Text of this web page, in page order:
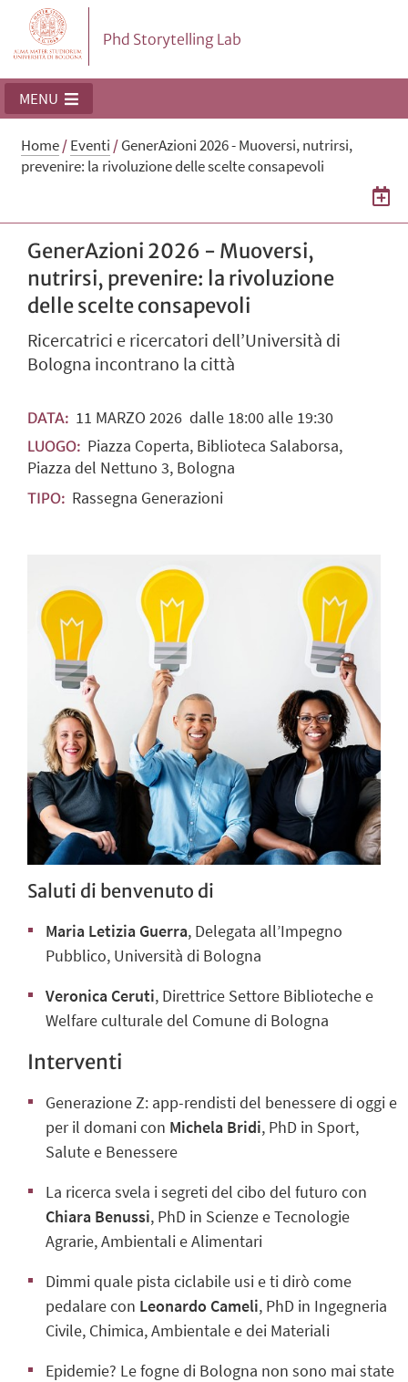
Phd Storytelling Lab
MENU
Home/Eventi /GenerAzioni 2026 - Muoversi, nutrirsi,
prevenire: la rivoluzione delle scelte consapevoli
GenerAzioni 2026 - Muoversi,
nutrirsi, prevenire: la rivoluzione
delle scelte consapevoli
Ricercatrici e ricercatori dell’Università di
Bologna incontrano la città
DATA: 11 MARZO 2026dalle 18:00 alle 19:30
LUOGO: Piazza Coperta, Biblioteca Salaborsa,
Piazza del Nettuno 3, Bologna
TIPO: Rassegna Generazioni
Saluti di benvenuto di
Maria Letizia Guerra, Delegata all’Impegno
Pubblico, Università di Bologna
Veronica Ceruti, Direttrice Settore Biblioteche e
Welfare culturale del Comune di Bologna
Interventi
Generazione Z: app-rendisti del benessere di oggi e
per il domani con Michela Bridi, PhD in Sport,
Salute e Benessere
La ricerca svela i segreti del cibo del futuro con
Chiara Benussi, PhD in Scienze e Tecnologie
Agrarie, Ambientali e Alimentari
Dimmi quale pista ciclabile usi e ti dirò come
pedalare con Leonardo Cameli, PhD in Ingegneria
Civile, Chimica, Ambientale e dei Materiali
Epidemie? Le fogne di Bologna non sono mai state